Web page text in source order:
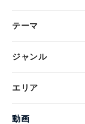
テーマ
ジャンル
エリア
動画